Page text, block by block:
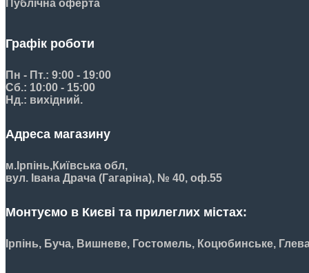
Публічна оферта
Графік роботи
Пн - Пт.: 9:00 - 19:00
Сб.: 10:00 - 15:00
Нд.: вихідний.
Адреса магазину
м.Ірпінь,Київська обл,
вул. Івана Драча (Гагаріна), № 40, оф.55
Монтуємо в Києві та прилеглих містах:
Ірпінь, Буча, Вишневе, Гостомель, Коцюбинське,